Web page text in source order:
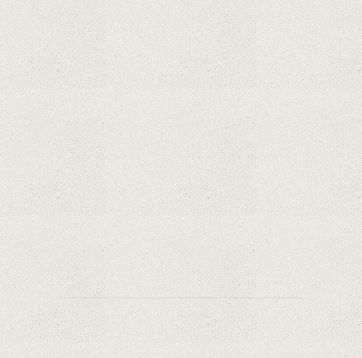
Hoții de telefoane dezvăluie cum fură și banii
victimelor, folosind doar cartela SIM
Samsung Galaxy S21 Ultra: cel mai bun telefon
Android de pe piață
Orange a inclus telefoane premium
recondiționate în portofoliul său; Cum sunt
prețurile față de alte platforme similare?